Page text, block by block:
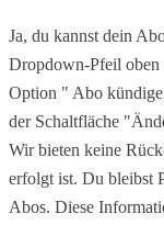
Ja, du kannst dein
Dropdown-Pfeil
Option " Abo
der Schaltfläche
Wir bieten keine
erfolgt ist. Du bleibst
Abos. Diese